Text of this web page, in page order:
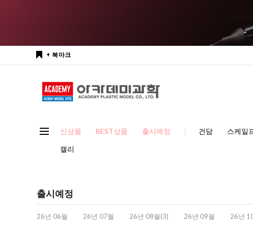
+ 북마크
신상품 BEST상품 출시예정 건담 스케일
캘리
출시예정
26년 06월 26년 07월 26년 08월(3) 26년 09월 26년